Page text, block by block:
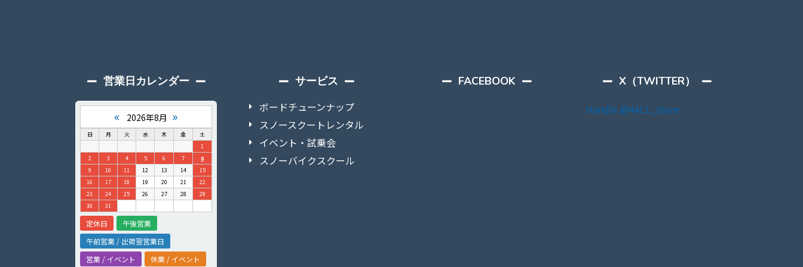
営業日カレンダー
« 2026年8月 »
日 月 火 水 木 金
土
1
2
3 4 5 6 7
8
9
10 11 12 13 14
15
16
17 18 19 20 21
22
23
24 25 26 27 28
29
30
31
定休日
午後営業
午前営業 / 出荷翌営業日
営業 / イベント
休業 / イベント
サービス
ボードチューンナップ
スノースクートレンタル
イベント・試乗会
スノーバイクスクール
FACEBOOK
X（TWITTER）
Handle @4ALL_store